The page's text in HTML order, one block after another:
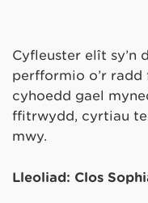
Cyfleuster elît sy’n
perfformio o’r
cyhoedd gael
ffitrwydd, cyrtiau
mwy.
Lleoliad: Clos